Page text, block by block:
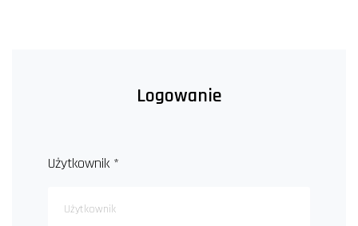
Logowanie
Użytkownik *